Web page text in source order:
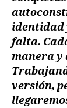
identidad
falta.
manera y
versión,